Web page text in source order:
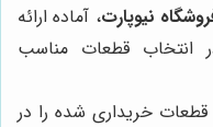
نیوپارت، آماده ارائه
قطعات مناسب
قطعات خریداری شده را در